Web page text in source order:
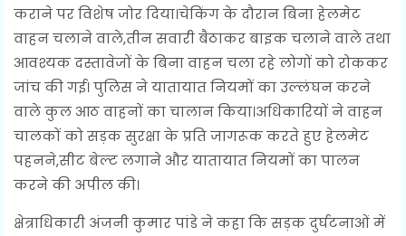
कराने पर विशेष जोर दिया।चेकिंग के दौरान बिना हेलमेट
वाहन चलाने वाले,तीन सवारी बैठाकर बाइक चलाने वाले तथा
आवश्यक दस्तावेजों के बिना वाहन चला रहे लोगों को रोककर
जांच की गई। पुलिस ने यातायात नियमों का उल्लंघन करने
वाले कुल आठ वाहनों का चालान किया।अधिकारियों ने वाहन
चालकों को सड़क सुरक्षा के प्रति जागरूक करते हुए हेलमेट
पहनने,सीट बेल्ट लगाने और यातायात नियमों का पालन
करने की अपील की।
क्षेत्राधिकारी अंजनी कुमार पांडे ने कहा कि सड़क दुर्घटनाओं में